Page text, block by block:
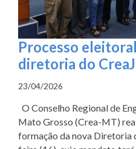
Processo
diretoria do
23/04/2026
O Conselho Regional de
Mato Grosso (Crea-MT)
formação da nova Diretoria